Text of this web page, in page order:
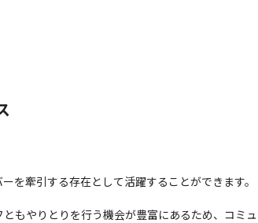
を牽引する存在として活躍することができます。
もやりとりを行う機会が豊富にあるため、コミ